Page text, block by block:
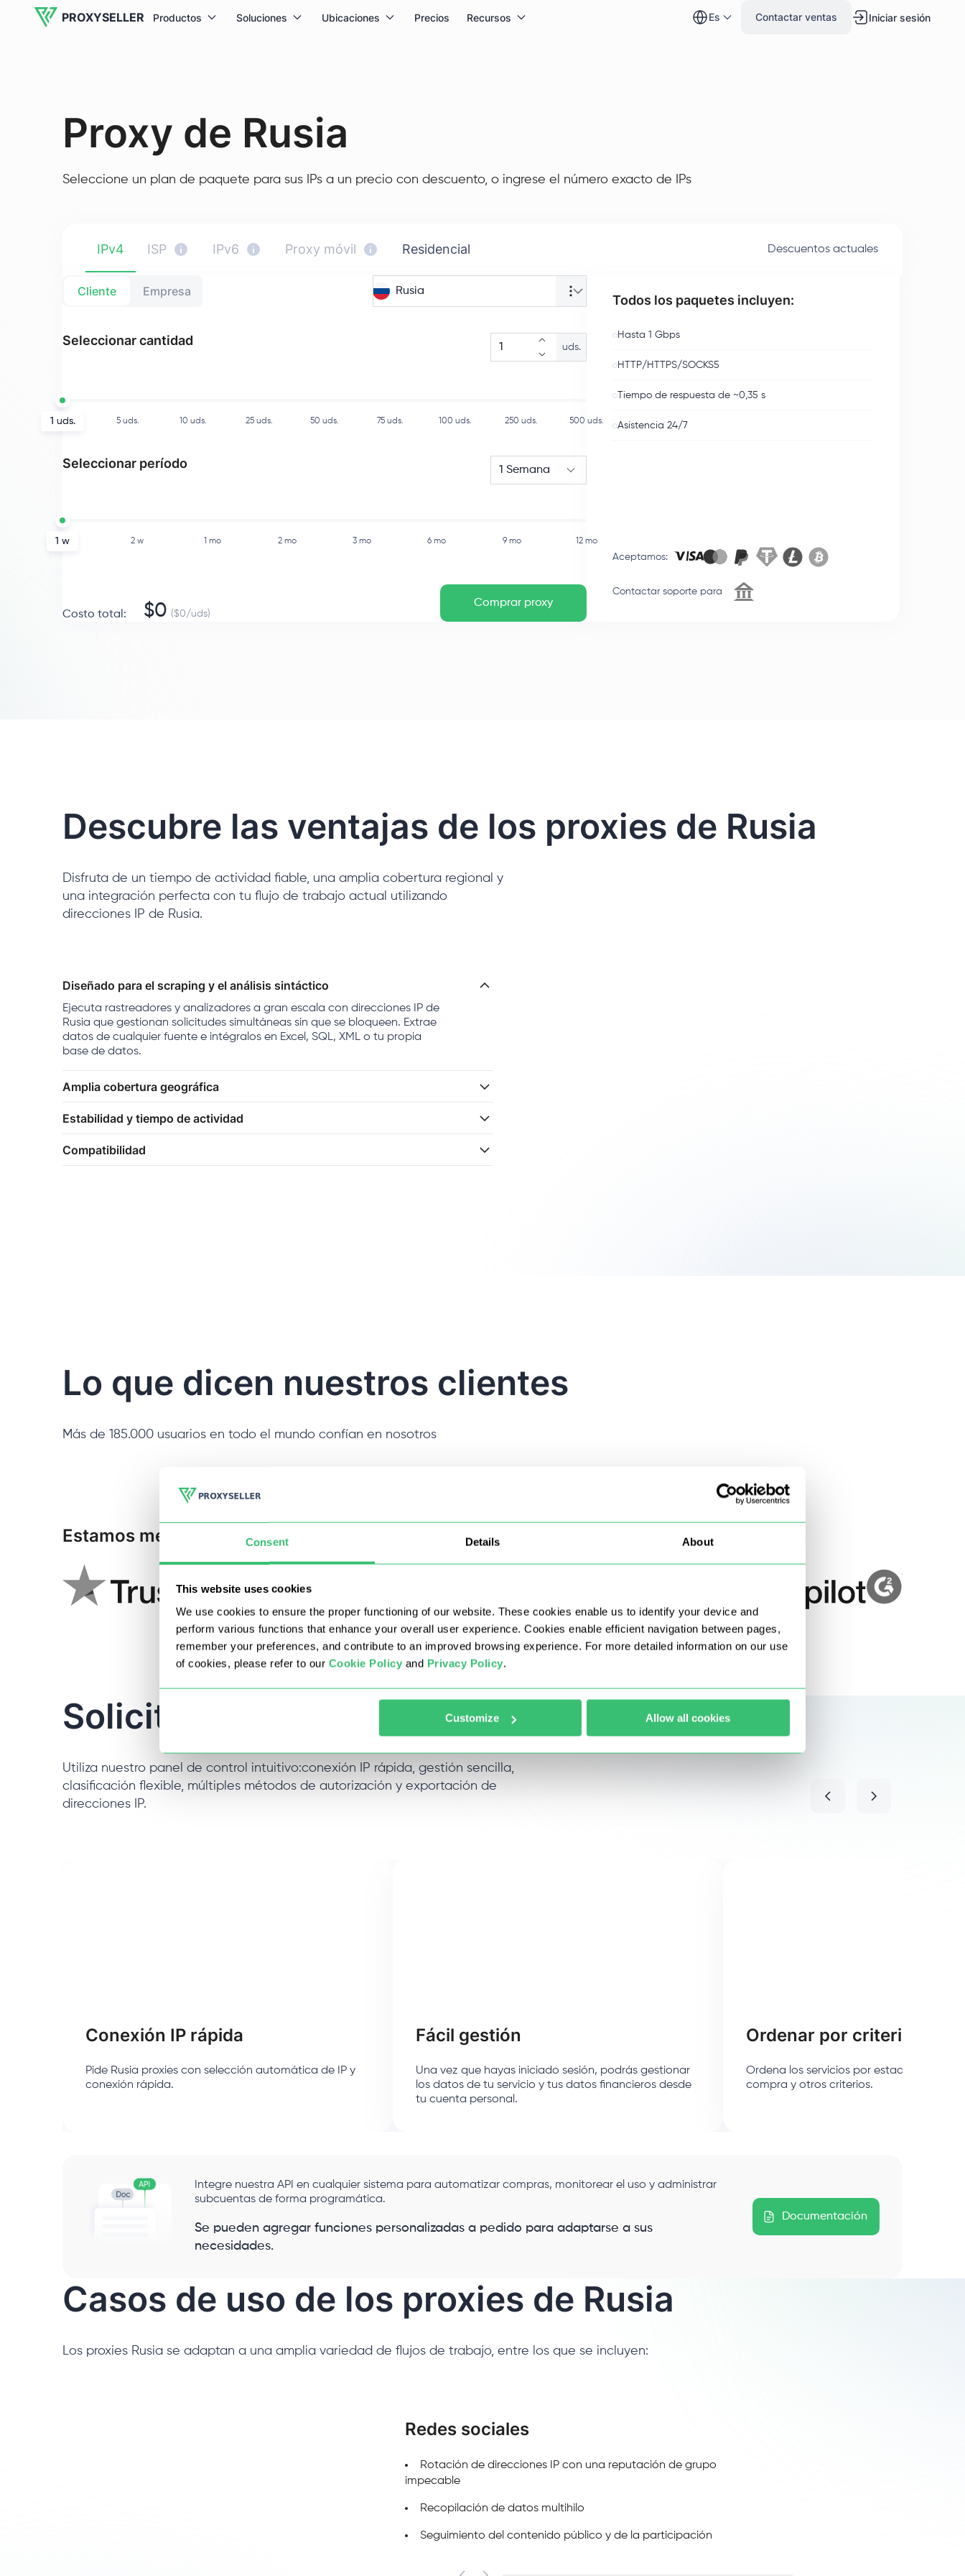
Consent Details About
This website uses cookies
We use cookies to ensure the proper functioning of our website. These cookies enable us to identify your device and
perform various functions that enhance your overall user experience. Cookies enable efficient navigation between pages,
remember your preferences, and contribute to an improved browsing experience. For more detailed information on our use
of cookies, please refer to our Cookie Policy and Privacy Policy.
Customize Allow all cookies
PROXYSELLER Productos Soluciones Ubicaciones Precios Recursos es Contactar ventas Iniciar sesión
Proxy de Rusia
Seleccione un plan de paquete para sus IPs a un precio con descuento, o ingrese el número exacto de IPs
IPv4 ISP IPv6 Proxy móvil Residencial Descuentos actuales
Cliente Empresa Rusia
Seleccionar cantidad uds.
1 uds. 5 uds. 10 uds. 25 uds. 50 uds. 75 uds. 100 uds. 250 uds. 500 uds.
Seleccionar período 1 Semana
1 w 2 w 1 mo 2 mo 3 mo 6 mo 9 mo 12 mo
Costo total : $0 ($0/uds)
Comprar proxy
Todos los paquetes incluyen:
Hasta 1 Gbps
HTTP/HTTPS/SOCKS5
Tiempo de respuesta de ~0,35 s
Asistencia 24/7
Aceptamos:
Contactar soporte para
Descubre las ventajas de los proxies de Rusia
Disfruta de un tiempo de actividad fiable, una amplia cobertura regional y
una integración perfecta con tu flujo de trabajo actual utilizando
direcciones IP de Rusia.
Diseñado para el scraping y el análisis sintáctico
Ejecuta rastreadores y analizadores a gran escala con direcciones IP de
Rusia que gestionan solicitudes simultáneas sin que se bloqueen. Extrae
datos de cualquier fuente e intégralos en Excel, SQL, XML o tu propia
base de datos.
Amplia cobertura geográfica
Estabilidad y tiempo de actividad
Compatibilidad
Lo que dicen nuestros clientes
Más de 185.000 usuarios en todo el mundo confían en nosotros
Estamos mencionados:
Solicitar proxies de Rusia
Utiliza nuestro panel de control intuitivo:conexión IP rápida, gestión sencilla,
clasificación flexible, múltiples métodos de autorización y exportación de
direcciones IP.
Conexión IP rápida
Pide Rusia proxies con selección automática de IP y
conexión rápida.
Fácil gestión
Una vez que hayas iniciado sesión, podrás gestionar
los datos de tu servicio y tus datos financieros desde
tu cuenta personal.
Ordenar por criterios
Ordena los servicios por estado de la IP,
compra y otros criterios.
Integre nuestra API en cualquier sistema para automatizar compras, monitorear el uso y administrar
subcuentas de forma programática.
Se pueden agregar funciones personalizadas a pedido para adaptarse a sus
necesidades.
Documentación
Casos de uso de los proxies de Rusia
Los proxies Rusia se adaptan a una amplia variedad de flujos de trabajo, entre los que se incluyen:
Redes sociales
Rotación de direcciones IP con una reputación de grupo
impecable
Recopilación de datos multihilo
Seguimiento del contenido público y de la participación